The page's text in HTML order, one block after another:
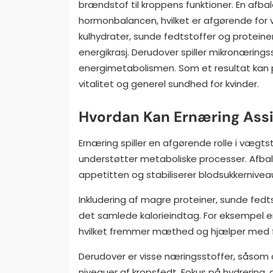
brændstof til kroppens funktioner. En
hormonbalancen, hvilket er afgørende for
kulhydrater, sunde fedtstoffer og
energikrasj. Derudover spiller
energimetabolismen. Som et resultat
vitalitet og generel sundhed for kvinder.
Hvordan Kan Ernæring
Ernæring spiller en afgørende rolle i
understøtter metaboliske processer.
appetitten og stabiliserer
Inkludering af magre proteiner, sunde
det samlede kalorieindtag. For eksempel
hvilket fremmer mæthed og hjælper med
Derudover er visse næringsstoffer,